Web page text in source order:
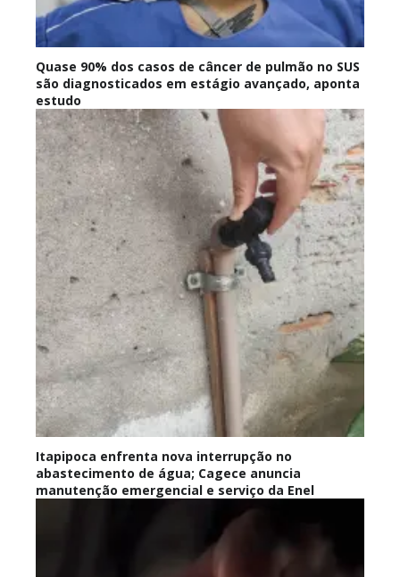
Quase 90% dos casos de câncer de pulmão no SUS
são diagnosticados em estágio avançado, aponta
estudo
Itapipoca enfrenta nova interrupção no
abastecimento de água; Cagece anuncia
manutenção emergencial e serviço da Enel